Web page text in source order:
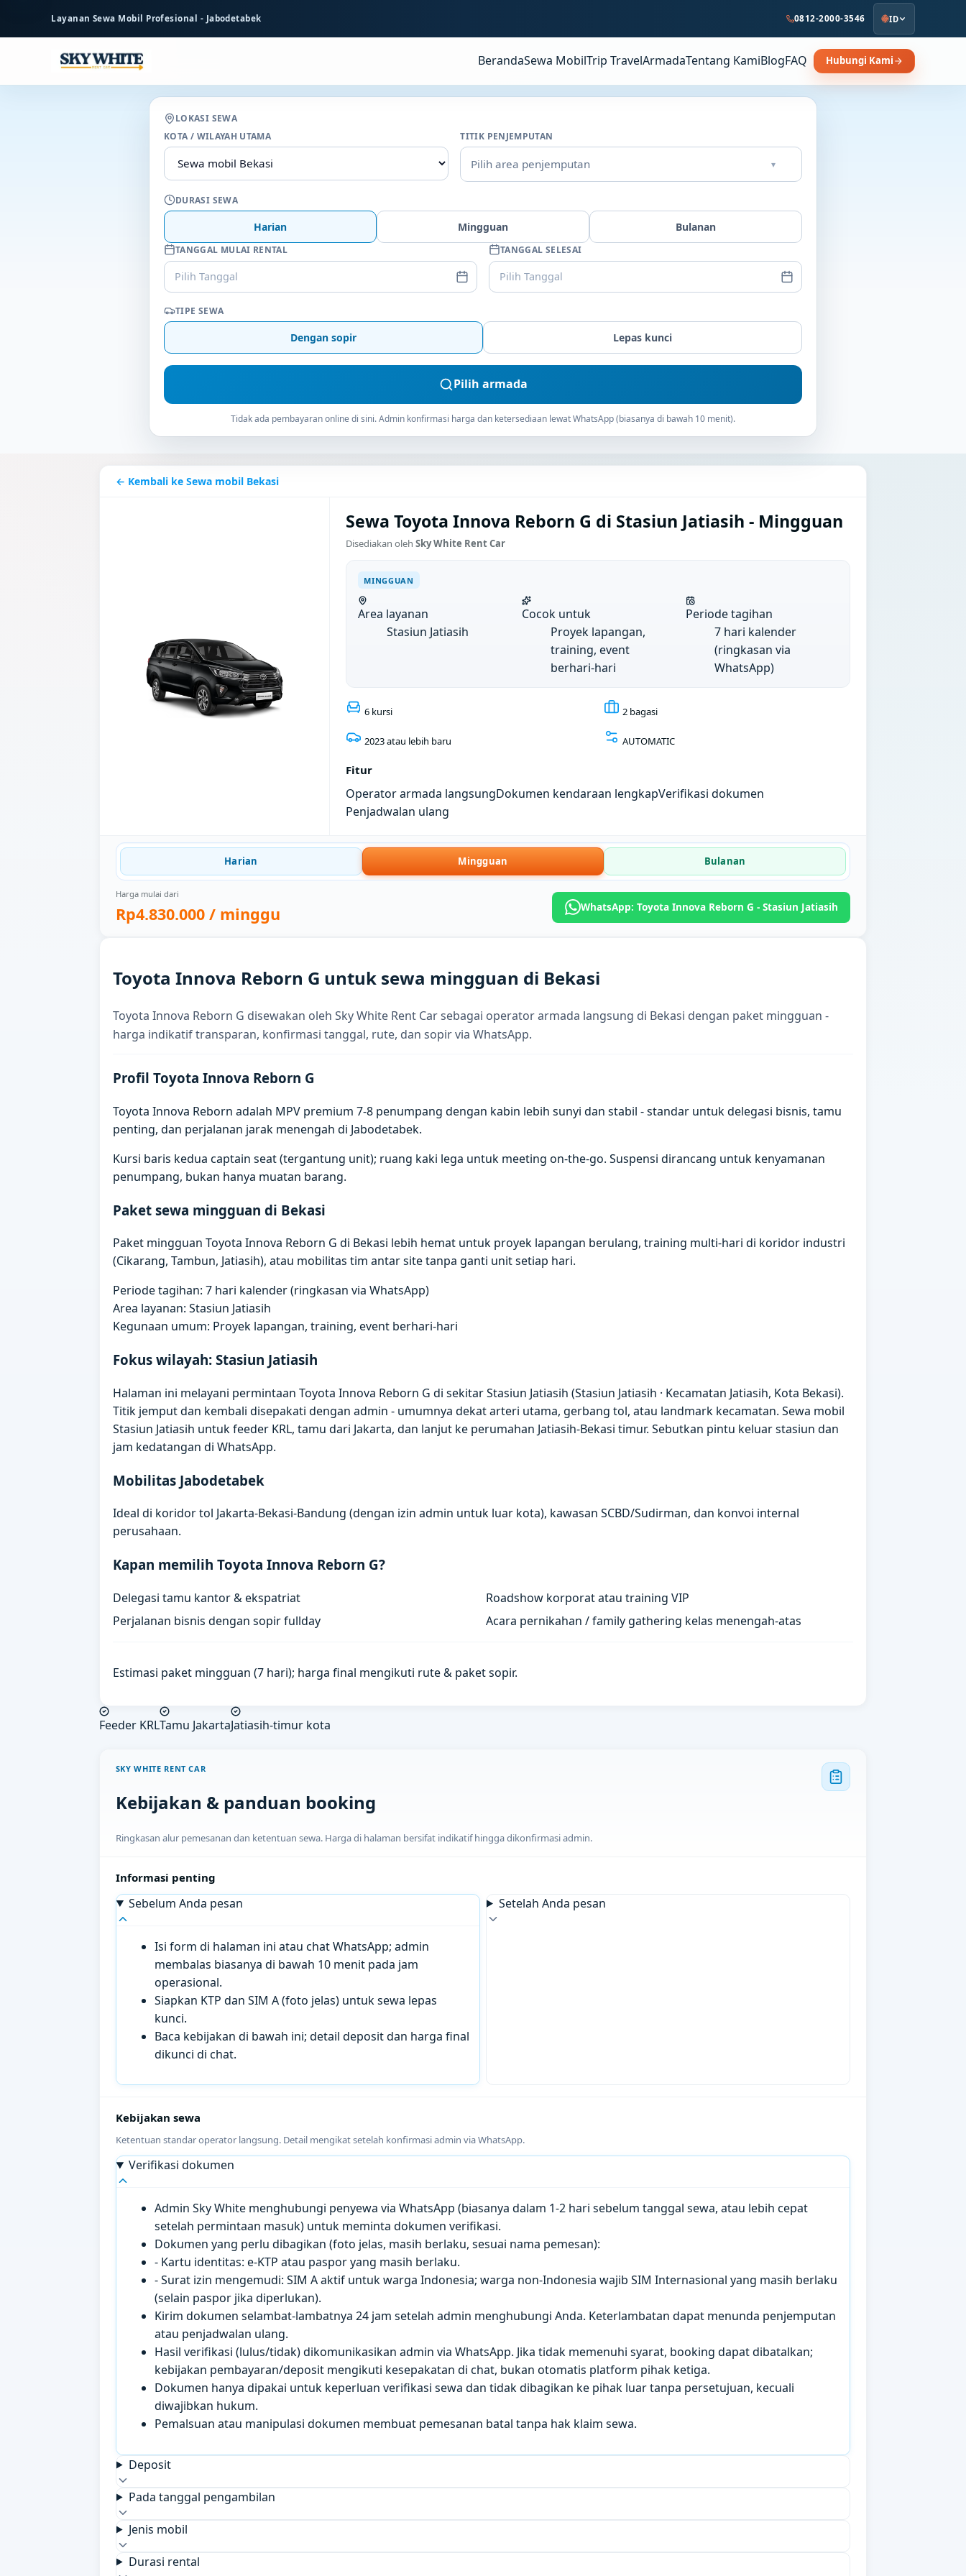
Layanan Sewa Mobil Profesional - Jabodetabek 0812-2000-3546 ID
BerandaSewa MobilTrip TravelArmadaTentang KamiBlogFAQ Hubungi Kami
LOKASI SEWA
KOTA / WILAYAH UTAMA
TITIK PENJEMPUTAN
Pilih area penjemputan ▾
DURASI SEWA
Harian Mingguan Bulanan
TANGGAL MULAI RENTAL
Pilih Tanggal
TANGGAL SELESAI
Pilih Tanggal
TIPE SEWA
Dengan sopir Lepas kunci
Pilih armada
Tidak ada pembayaran online di sini. Admin konfirmasi harga dan ketersediaan lewat WhatsApp (biasanya di bawah 10 menit).
← Kembali ke Sewa mobil Bekasi
Sewa Toyota Innova Reborn G di Stasiun Jatiasih - Mingguan
Disediakan oleh Sky White Rent Car
MINGGUAN
Area layanan
Stasiun Jatiasih
Cocok untuk
Proyek lapangan,
training, event
berhari-hari
Periode tagihan
7 hari kalender
(ringkasan via
WhatsApp)
6 kursi 2 bagasi
2023 atau lebih baru AUTOMATIC
Fitur
Operator armada langsungDokumen kendaraan lengkapVerifikasi dokumen
Penjadwalan ulang
Harian Mingguan Bulanan
Harga mulai dari
Rp4.830.000 / minggu WhatsApp: Toyota Innova Reborn G - Stasiun Jatiasih
Toyota Innova Reborn G untuk sewa mingguan di Bekasi
Toyota Innova Reborn G disewakan oleh Sky White Rent Car sebagai operator armada langsung di Bekasi dengan paket mingguan -
harga indikatif transparan, konfirmasi tanggal, rute, dan sopir via WhatsApp.
Profil Toyota Innova Reborn G
Toyota Innova Reborn adalah MPV premium 7-8 penumpang dengan kabin lebih sunyi dan stabil - standar untuk delegasi bisnis, tamu
penting, dan perjalanan jarak menengah di Jabodetabek.
Kursi baris kedua captain seat (tergantung unit); ruang kaki lega untuk meeting on-the-go. Suspensi dirancang untuk kenyamanan
penumpang, bukan hanya muatan barang.
Paket sewa mingguan di Bekasi
Paket mingguan Toyota Innova Reborn G di Bekasi lebih hemat untuk proyek lapangan berulang, training multi-hari di koridor industri
(Cikarang, Tambun, Jatiasih), atau mobilitas tim antar site tanpa ganti unit setiap hari.
Periode tagihan: 7 hari kalender (ringkasan via WhatsApp)
Area layanan: Stasiun Jatiasih
Kegunaan umum: Proyek lapangan, training, event berhari-hari
Fokus wilayah: Stasiun Jatiasih
Halaman ini melayani permintaan Toyota Innova Reborn G di sekitar Stasiun Jatiasih (Stasiun Jatiasih · Kecamatan Jatiasih, Kota Bekasi).
Titik jemput dan kembali disepakati dengan admin - umumnya dekat arteri utama, gerbang tol, atau landmark kecamatan. Sewa mobil
Stasiun Jatiasih untuk feeder KRL, tamu dari Jakarta, dan lanjut ke perumahan Jatiasih-Bekasi timur. Sebutkan pintu keluar stasiun dan
jam kedatangan di WhatsApp.
Mobilitas Jabodetabek
Ideal di koridor tol Jakarta-Bekasi-Bandung (dengan izin admin untuk luar kota), kawasan SCBD/Sudirman, dan konvoi internal
perusahaan.
Kapan memilih Toyota Innova Reborn G?
Delegasi tamu kantor & ekspatriat
Roadshow korporat atau training VIP
Perjalanan bisnis dengan sopir fullday
Acara pernikahan / family gathering kelas menengah-atas
Estimasi paket mingguan (7 hari); harga final mengikuti rute & paket sopir.
Feeder KRLTamu JakartaJatiasih-timur kota
SKY WHITE RENT CAR
Kebijakan & panduan booking
Ringkasan alur pemesanan dan ketentuan sewa. Harga di halaman bersifat indikatif hingga dikonfirmasi admin.
Informasi penting
Sebelum Anda pesan
Isi form di halaman ini atau chat WhatsApp; admin
membalas biasanya di bawah 10 menit pada jam
operasional.
Siapkan KTP dan SIM A (foto jelas) untuk sewa lepas
kunci.
Baca kebijakan di bawah ini; detail deposit dan harga final
dikunci di chat.
Setelah Anda pesan
Kebijakan sewa
Ketentuan standar operator langsung. Detail mengikat setelah konfirmasi admin via WhatsApp.
Verifikasi dokumen
Admin Sky White menghubungi penyewa via WhatsApp (biasanya dalam 1-2 hari sebelum tanggal sewa, atau lebih cepat
setelah permintaan masuk) untuk meminta dokumen verifikasi.
Dokumen yang perlu dibagikan (foto jelas, masih berlaku, sesuai nama pemesan):
- Kartu identitas: e-KTP atau paspor yang masih berlaku.
- Surat izin mengemudi: SIM A aktif untuk warga Indonesia; warga non-Indonesia wajib SIM Internasional yang masih berlaku
(selain paspor jika diperlukan).
Kirim dokumen selambat-lambatnya 24 jam setelah admin menghubungi Anda. Keterlambatan dapat menunda penjemputan
atau penjadwalan ulang.
Hasil verifikasi (lulus/tidak) dikomunikasikan admin via WhatsApp. Jika tidak memenuhi syarat, booking dapat dibatalkan;
kebijakan pembayaran/deposit mengikuti kesepakatan di chat, bukan otomatis platform pihak ketiga.
Dokumen hanya dipakai untuk keperluan verifikasi sewa dan tidak dibagikan ke pihak luar tanpa persetujuan, kecuali
diwajibkan hukum.
Pemalsuan atau manipulasi dokumen membuat pemesanan batal tanpa hak klaim sewa.
Deposit
Pada tanggal pengambilan
Jenis mobil
Durasi rental